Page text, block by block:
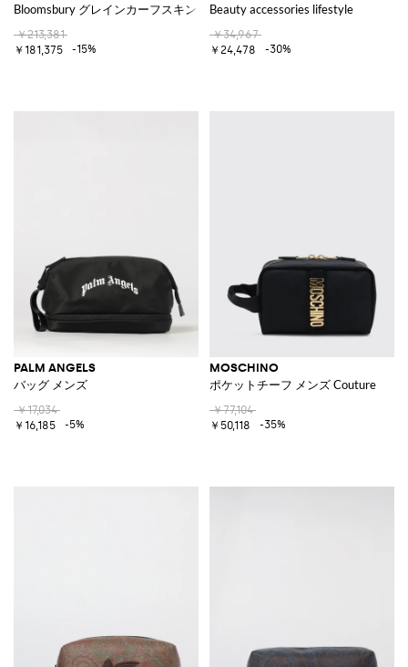
Bloomsbury グレインカーフスキン EKDロゴ ビューティーケース
￥213,381
￥181,375
-15%
Beauty accessories lifestyle
￥34,967
￥24,478
-30%
PALM ANGELS
バッグ メンズ
￥17,034
￥16,185
-5%
MOSCHINO
ポケットチーフ メンズ Couture
￥77,104
￥50,118
-35%